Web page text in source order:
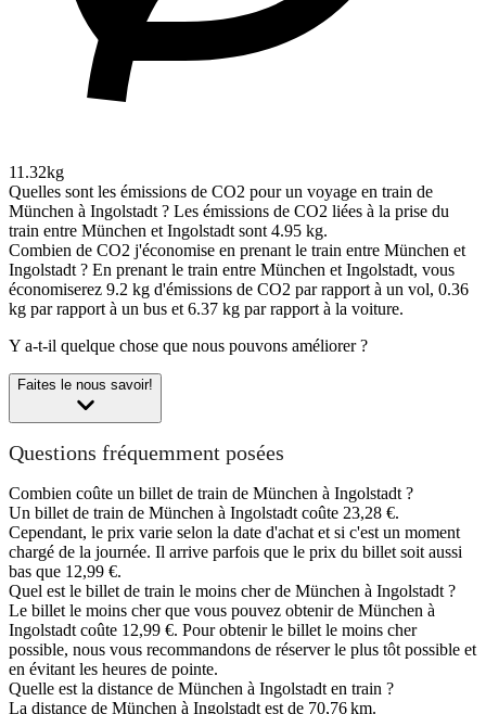
11.32kg
Quelles sont les émissions de CO2 pour un voyage en train de
München à Ingolstadt ? Les émissions de CO2 liées à la prise du
train entre München et Ingolstadt sont 4.95 kg.
Combien de CO2 j'économise en prenant le train entre München et
Ingolstadt ? En prenant le train entre München et Ingolstadt, vous
économiserez 9.2 kg d'émissions de CO2 par rapport à un vol, 0.36
kg par rapport à un bus et 6.37 kg par rapport à la voiture.
Y a-t-il quelque chose que nous pouvons améliorer ?
Faites le nous savoir!
Questions fréquemment posées
Combien coûte un billet de train de München à Ingolstadt ?
Un billet de train de München à Ingolstadt coûte 23,28 €.
Cependant, le prix varie selon la date d'achat et si c'est un moment
chargé de la journée. Il arrive parfois que le prix du billet soit aussi
bas que 12,99 €.
Quel est le billet de train le moins cher de München à Ingolstadt ?
Le billet le moins cher que vous pouvez obtenir de München à
Ingolstadt coûte 12,99 €. Pour obtenir le billet le moins cher
possible, nous vous recommandons de réserver le plus tôt possible et
en évitant les heures de pointe.
Quelle est la distance de München à Ingolstadt en train ?
La distance de München à Ingolstadt est de 70,76 km.